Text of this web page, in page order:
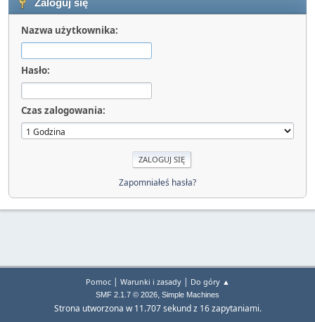
Zaloguj się
Nazwa użytkownika:
Hasło:
Czas zalogowania:
Zapomniałeś hasła?
Pomoc| Warunki i zasady| Do góry ▲
SMF 2.1.7 © 2026, Simple Machines
Strona utworzona w 11.707 sekund z 16 zapytaniami.